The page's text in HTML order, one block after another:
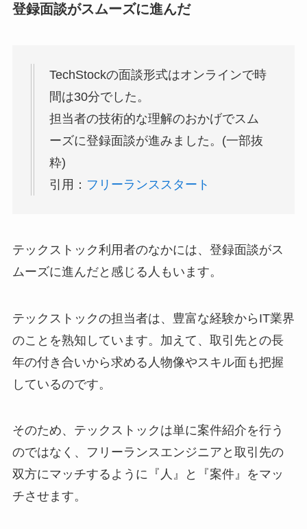
登録面談がスムーズに進んだ
TechStockの面談形式はオンラインで時
間は30分でした。
担当者の技術的な理解のおかげでスム
ーズに登録面談が進みました。(一部抜
粋)
引用： フリーランススタート
テックストック利用者のなかには、登録面談がス
ムーズに進んだと感じる人もいます。
テックストックの担当者は、豊富な経験からIT業界
のことを熟知しています。加えて、取引先との長
年の付き合いから求める人物像やスキル面も把握
しているのです。
そのため、テックストックは単に案件紹介を行う
のではなく、フリーランスエンジニアと取引先の
双方にマッチするように『人』と『案件』をマッ
チさせます。